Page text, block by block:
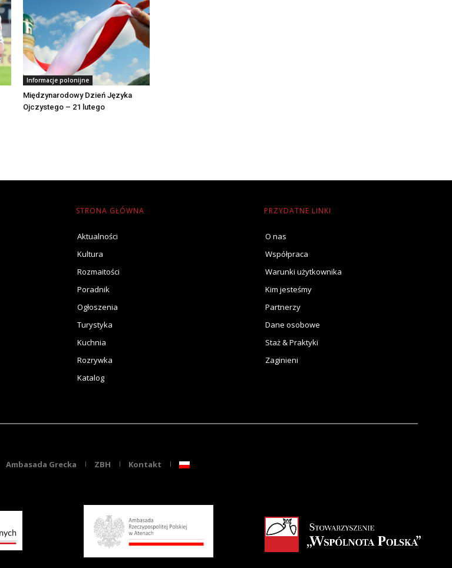
Informacje polonijne
Międzynarodowy Dzień Języka
Ojczystego – 21 lutego
STRONA GŁÓWNA
Aktualności
Kultura
Rozmaitości
Poradnik
Ogłoszenia
Turystyka
Kuchnia
Rozrywka
Katalog
PRZYDATNE LINKI
O nas
Współpraca
Warunki użytkownika
Kim jesteśmy
Partnerzy
Dane osobowe
Staż & Praktyki
Zaginieni
Ambasada Grecka ZBH Kontakt